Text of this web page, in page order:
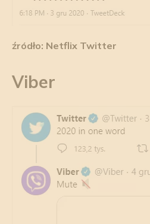
źródło: Netflix Twitter
Viber